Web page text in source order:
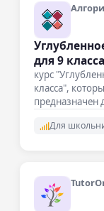
для 9
курс
класса",
Для